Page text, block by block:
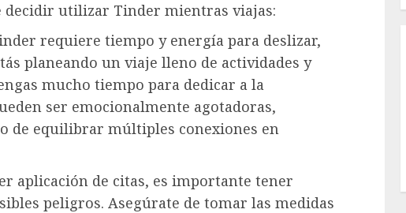
decidir utilizar Tinder mientras viajas:
requiere tiempo y energía para deslizar,
planeando un viaje lleno de actividades y
mucho tiempo para dedicar a la
ser emocionalmente agotadoras,
de equilibrar múltiples conexiones en
aplicación de citas, es importante tener
peligros. Asegúrate de tomar las medidas